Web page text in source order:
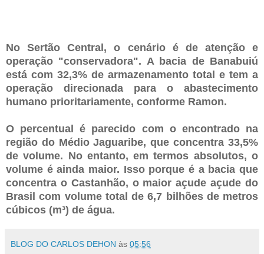
No Sertão Central, o cenário é de atenção e
operação "conservadora". A bacia de Banabuiú
está com 32,3% de armazenamento total e tem a
operação direcionada para o abastecimento
humano prioritariamente, conforme Ramon.
O percentual é parecido com o encontrado na
região do Médio Jaguaribe, que concentra 33,5%
de volume. No entanto, em termos absolutos, o
volume é ainda maior. Isso porque é a bacia que
concentra o Castanhão, o maior açude açude do
Brasil com volume total de 6,7 bilhões de metros
cúbicos (m³) de água.
BLOG DO CARLOS DEHON às 05:56